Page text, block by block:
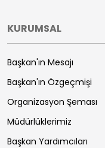
KURUMSAL
Başkan'ın Mesajı
Başkan'ın Özgeçmişi
Organizasyon Şeması
Müdürlüklerimiz
Başkan Yardımcıları